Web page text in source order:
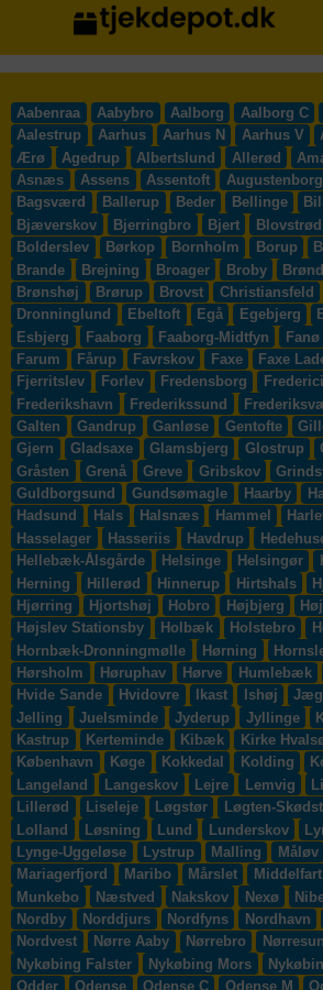
Aabenraa Aabybro Aalborg Aalborg C
Aalestrup
Aarhus Aarhus N Aarhus V
Ærø
Agedrup Albertslund Allerød
Asnæs
Assens Assentoft Augustenborg
Bagsværd
Ballerup Beder Bellinge
Bjæverskov
Bjerringbro Bjert Blovstrød
Bolderslev
Børkop Bornholm Borup
Brande
Brejning Broager Broby
Brønshøj
Brørup Brovst Christiansfeld
Dronninglund
Ebeltoft Egå Egebjerg
Esbjerg
Faaborg Faaborg-Midtfyn Fanø
Farum
Fårup Favrskov Faxe Faxe
Fjerritslev
Forlev Fredensborg
Frederikshavn
Frederikssund
Galten
Gandrup Ganløse Gentofte
Gjern
Gladsaxe Glamsbjerg Glostrup
Gråsten
Grenå Greve Gribskov
Guldborgsund
Gundsømagle Haarby
Hadsund
Hals Halsnæs Hammel
Hasselager
Hasseriis Havdrup
Hellebæk-Ålsgårde
Helsinge Helsingør
Herning
Hillerød Hinnerup Hirtshals
Hjørring
Hjortshøj Hobro Højbjerg
Højslev Stationsby
Holbæk Holstebro
Hornbæk-Dronningmølle
Hørning
Hørsholm
Høruphav Hørve Humlebæk
Hvide Sande
Hvidovre Ikast Ishøj
Jelling
Juelsminde Jyderup Jyllinge
Kastrup
Kerteminde Kibæk Kirke
København
Køge Kokkedal Kolding
Langeland
Langeskov Lejre Lemvig
Lillerød
Liseleje Løgstør Løgten-
Lolland
Løsning Lund Lunderskov
Lynge-Uggeløse
Lystrup Malling Måløv
Mariagerfjord
Maribo Mårslet Middelfart
Munkebo
Næstved Nakskov Nexø
Nordby
Norddjurs Nordfyns Nordhavn
Nordvest
Nørre Aaby Nørrebro
Nykøbing Falster
Nykøbing Mors
Odder
Odense Odense C Odense M